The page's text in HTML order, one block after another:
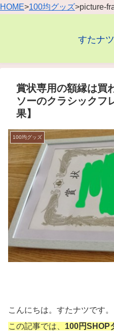
HOME>100均グッズ>picture-
すたナ
賞状専用の額縁は買
ソーのクラシックフ
果】
100均グッズ
こんにちは。すたナツです。
この記事では、 100円SHOP